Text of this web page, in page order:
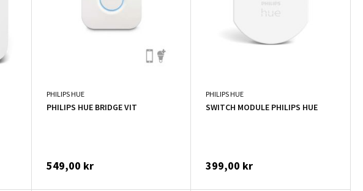
PHILIPS HUE
PHILIPS HUE BRIDGE VIT
549,00 kr
PHILIPS HUE
SWITCH MODULE PHILIPS HUE
399,00 kr